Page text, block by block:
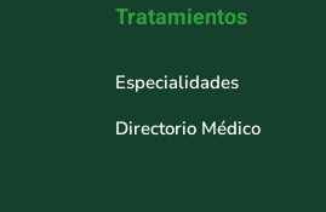
Tratamientos
Especialidades
Directorio Médico